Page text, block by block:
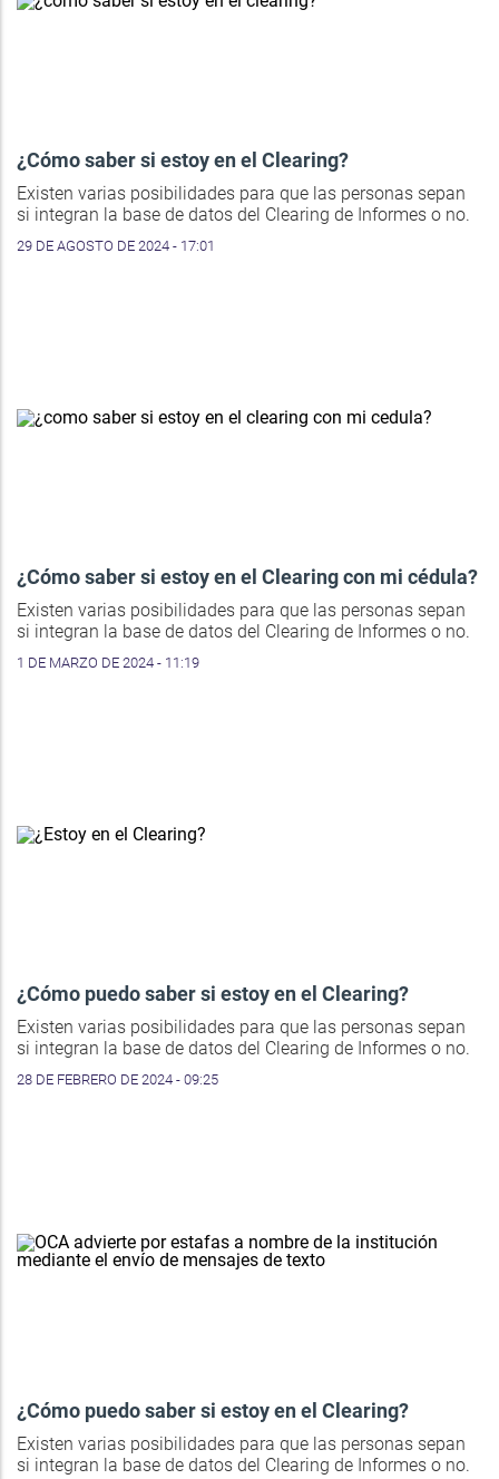
¿Cómo saber si estoy en el Clearing?
Existen varias posibilidades para que las personas sepan
si integran la base de datos del Clearing de Informes o no.
29 DE AGOSTO DE 2024 - 17:01
¿Cómo saber si estoy en el Clearing con mi cédula?
Existen varias posibilidades para que las personas sepan
si integran la base de datos del Clearing de Informes o no.
1 DE MARZO DE 2024 - 11:19
¿Cómo puedo saber si estoy en el Clearing?
Existen varias posibilidades para que las personas sepan
si integran la base de datos del Clearing de Informes o no.
28 DE FEBRERO DE 2024 - 09:25
¿Cómo puedo saber si estoy en el Clearing?
Existen varias posibilidades para que las personas sepan
si integran la base de datos del Clearing de Informes o no.